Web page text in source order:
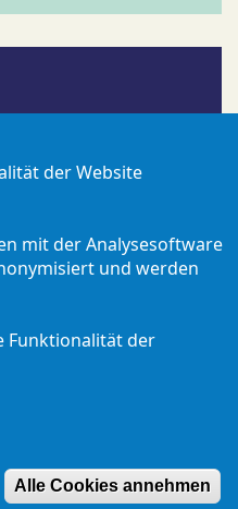
der Website
mit der Analysesoftware
und werden
Funktionalität der
Alle Cookies annehmen